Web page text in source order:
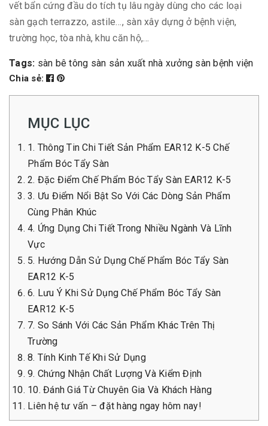
vết bẩn cứng đầu do tích tụ lâu ngày dùng cho các loại
sàn gạch terrazzo, astile…, sàn xây dựng ở bệnh viện,
trường học, tòa nhà, khu căn hộ,…
Tags: sàn bê tông sàn sản xuất nhà xưởng sàn bệnh viện
Chia sẻ:
MỤC LỤC
1. Thông Tin Chi Tiết Sản Phẩm EAR12 K-5 Chế
Phẩm Bóc Tẩy Sàn
2. Đặc Điểm Chế Phẩm Bóc Tẩy Sàn EAR12 K-5
3. Ưu Điểm Nổi Bật So Với Các Dòng Sản Phẩm
Cùng Phân Khúc
4. Ứng Dụng Chi Tiết Trong Nhiều Ngành Và Lĩnh
Vực
5. Hướng Dẫn Sử Dụng Chế Phẩm Bóc Tẩy Sàn
EAR12 K-5
6. Lưu Ý Khi Sử Dụng Chế Phẩm Bóc Tẩy Sàn
EAR12 K-5
7. So Sánh Với Các Sản Phẩm Khác Trên Thị
Trường
8. Tính Kinh Tế Khi Sử Dụng
9. Chứng Nhận Chất Lượng Và Kiểm Định
10. Đánh Giá Từ Chuyên Gia Và Khách Hàng
Liên hệ tư vấn – đặt hàng ngay hôm nay!